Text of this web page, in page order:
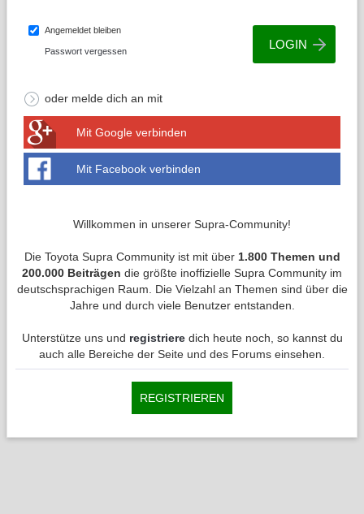
Angemeldet bleiben
Passwort vergessen
oder melde dich an mit
Mit Google verbinden
Mit Facebook verbinden
Willkommen in unserer Supra-Community!
Die Toyota Supra Community ist mit über 1.800 Themen und
200.000 Beiträgen die größte inoffizielle Supra Community im
deutschsprachigen Raum. Die Vielzahl an Themen sind über die
Jahre und durch viele Benutzer entstanden.
Unterstütze uns und registrieredich heute noch, so kannst du
auch alle Bereiche der Seite und des Forums einsehen.
REGISTRIEREN